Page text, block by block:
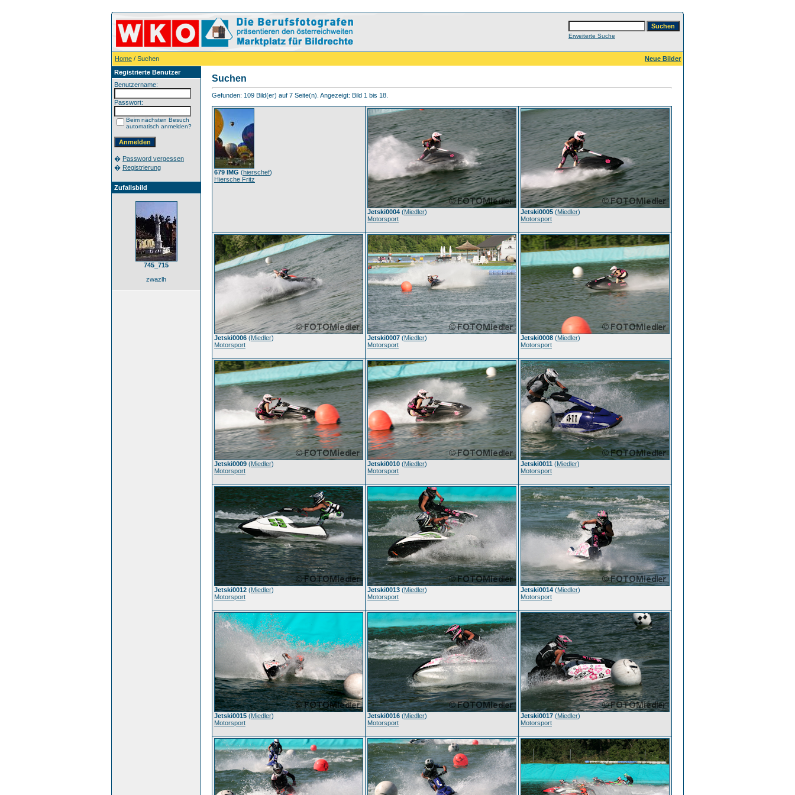
Erweiterte Suche
Home / Suchen
Neue Bilder
Registrierte Benutzer
Benutzername:
Passwort:
Beim nächsten Besuch
automatisch anmelden?
� Password vergessen
� Registrierung
Zufallsbild
745_715
zwazlh
Suchen
Gefunden: 109 Bild(er) auf 7 Seite(n). Angezeigt: Bild 1 bis 18.
679 IMG (hierschef)
Hiersche Fritz
Jetski0004 (Miedler)
Motorsport
Jetski0005 (Miedler)
Motorsport
Jetski0006 (Miedler)
Motorsport
Jetski0007 (Miedler)
Motorsport
Jetski0008 (Miedler)
Motorsport
Jetski0009 (Miedler)
Motorsport
Jetski0010 (Miedler)
Motorsport
Jetski0011 (Miedler)
Motorsport
Jetski0012 (Miedler)
Motorsport
Jetski0013 (Miedler)
Motorsport
Jetski0014 (Miedler)
Motorsport
Jetski0015 (Miedler)
Motorsport
Jetski0016 (Miedler)
Motorsport
Jetski0017 (Miedler)
Motorsport